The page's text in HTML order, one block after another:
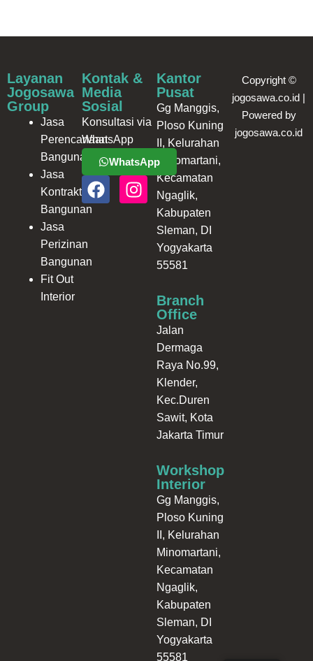
Kantor
Pusat
Gg Manggis,
Ploso Kuning
II, Kelurahan
Minomartani,
Kecamatan
Ngaglik,
Kabupaten
Sleman, DI
Yogyakarta
55581
Branch
Office
Jalan
Dermaga
Raya No.99,
Klender,
Kec.Duren
Sawit, Kota
Jakarta Timur
Workshop
Interior
Gg Manggis,
Ploso Kuning
II, Kelurahan
Minomartani,
Kecamatan
Ngaglik,
Kabupaten
Sleman, DI
Yogyakarta
55581
Layanan
Jogosawa
Group
Jasa
Perencanaan
Bangunan
Jasa
Kontraktor
Bangunan
Jasa
Perizinan
Bangunan
Fit Out
Interior
Kontak &
Media
Sosial
Konsultasi via
WhatsApp
WhatsApp
F
a
I
n
Copyright ©
jogosawa.co.id |
Powered by
jogosawa.co.id